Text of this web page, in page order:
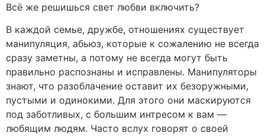
Всё же решишься свет любви включить?
В каждой семье, дружбе, отношениях существует
манипуляция, абьюз, которые к сожалению не всегда
сразу заметны, а потому не всегда могут быть
правильно распознаны и исправлены. Манипуляторы
знают, что разоблачение оставит их безоружными,
пустыми и одинокими. Для этого они маскируются
под заботливых, с большим интресом к вам —
любящим людям. Часто вслух говорят о своей